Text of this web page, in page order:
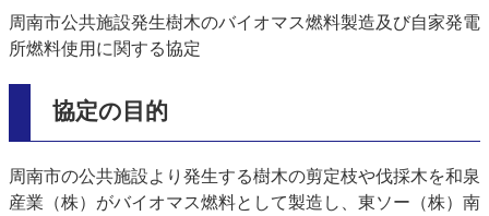
周南市公共施設発生樹木のバイオマス燃料製造及び自家発電
所燃料使用に関する協定
協定の目的
周南市の公共施設より発生する樹木の剪定枝や伐採木を和泉
産業（株）がバイオマス燃料として製造し、東ソー（株）南